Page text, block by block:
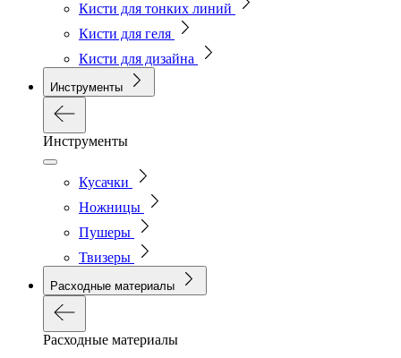
Кисти для тонких линий
Кисти для геля
Кисти для дизайна
Инструменты
Инструменты
Кусачки
Ножницы
Пушеры
Твизеры
Расходные материалы
Расходные материалы